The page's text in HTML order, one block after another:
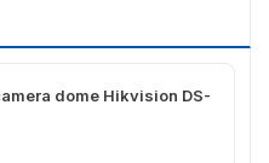
dome Hikvision DS-